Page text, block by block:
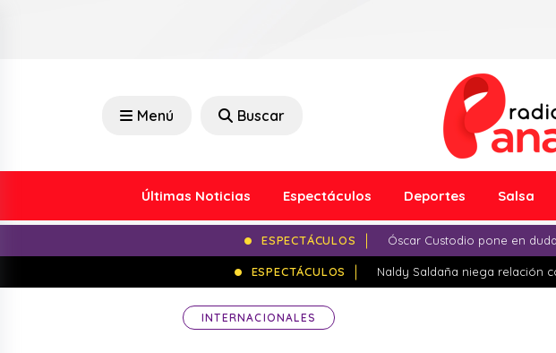
Menú Buscar
Últimas Noticias Espectáculos Deportes Salsa
ESPECTÁCULOS Óscar Custodio pone en
ESPECTÁCULOS Naldy Saldaña niega relación
INTERNACIONALES